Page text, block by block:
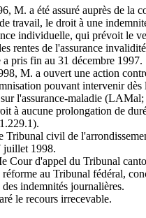
M. a été assuré auprès de la
travail, le droit à une
individuelle, qui prévoit le
rentes de l'assurance
a pris fin au 31 décembre 1997.
M. a ouvert une action
pouvant intervenir
l'assurance-maladie
à aucune prolongation de
Tribunal civil de
juillet 1998.
Cour d'appel du Tribunal
au Tribunal fédéral,
indemnités journalières.
le recours irrecevable.